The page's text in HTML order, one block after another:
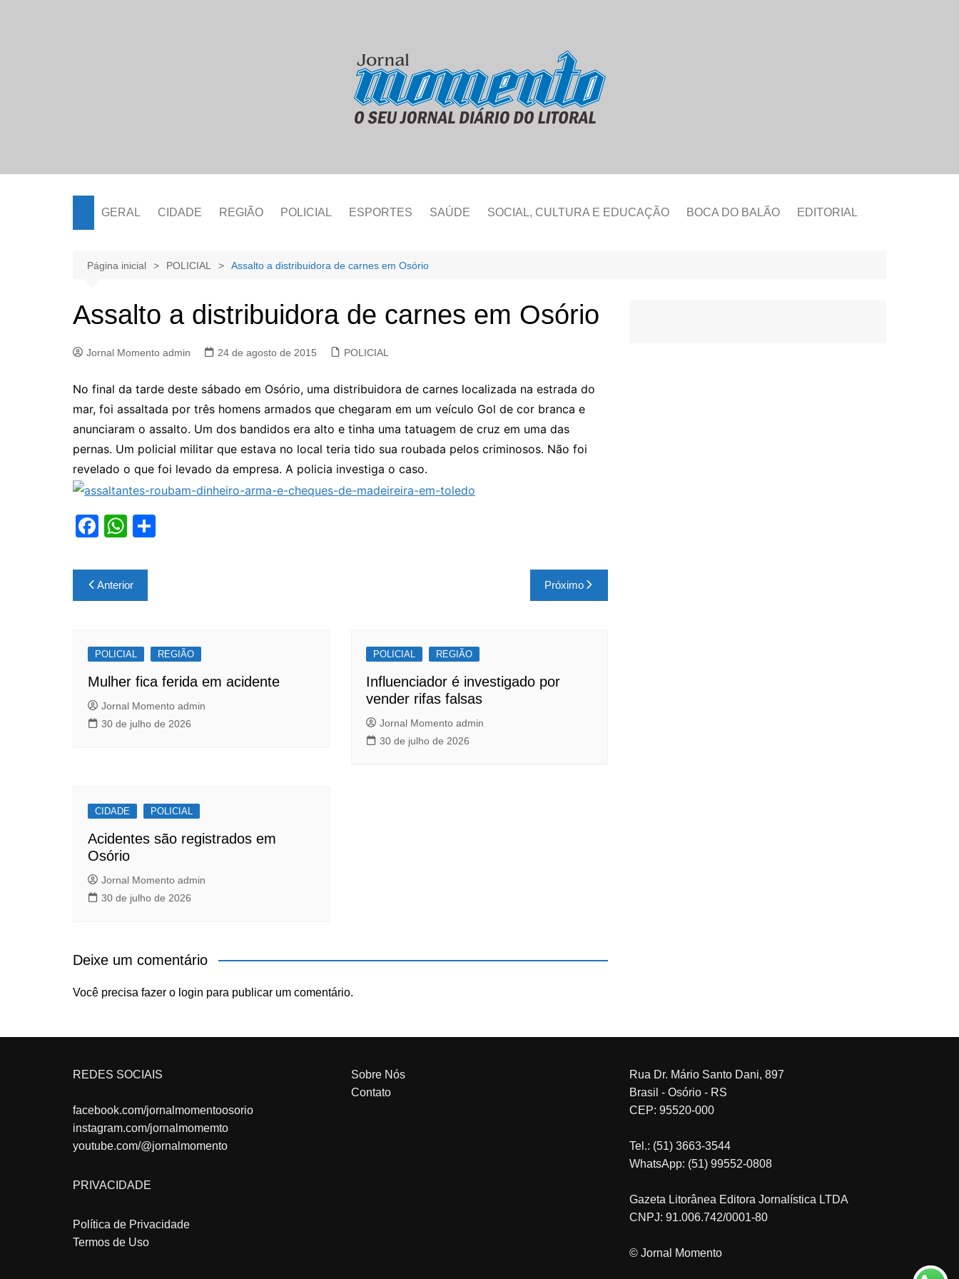
GERAL CIDADE REGIÃO POLICIAL ESPORTES SAÚDE SOCIAL, CULTURA E EDUCAÇÃO BOCA DO BALÃO EDITORIAL
Página inicial POLICIAL Assalto a distribuidora de carnes em Osório
Assalto a distribuidora de carnes em Osório
Jornal Momento admin 24 de agosto de 2015 POLICIAL
No final da tarde deste sábado em Osório, uma distribuidora de carnes localizada na estrada do
mar, foi assaltada por três homens armados que chegaram em um veículo Gol de cor branca e
anunciaram o assalto. Um dos bandidos era alto e tinha uma tatuagem de cruz em uma das
pernas. Um policial militar que estava no local teria tido sua roubada pelos criminosos. Não foi
revelado o que foi levado da empresa. A policia investiga o caso.
F
c
e
o
o
k
W
at
s
p
p
Navegação
de
Anterior Próximo
POLICIAL REGIÃO
Mulher fica ferida em acidente
Jornal Momento admin
30 de julho de 2026
POLICIAL REGIÃO
Influenciador é investigado por
vender rifas falsas
Jornal Momento admin
30 de julho de 2026
CIDADE POLICIAL
Acidentes são registrados em
Osório
Jornal Momento admin
30 de julho de 2026
Deixe um comentário
Você precisa fazer o login para publicar um comentário.
REDES SOCIAIS
facebook.com/jornalmomentoosorio
instagram.com/jornalmomemto
youtube.com/@jornalmomento
PRIVACIDADE
Política de Privacidade
Termos de Uso
Sobre Nós
Contato
Rua Dr. Mário Santo Dani, 897
Brasil - Osório - RS
CEP: 95520-000
Tel.: (51) 3663-3544
WhatsApp: (51) 99552-0808
Gazeta Litorânea Editora Jornalística LTDA
CNPJ: 91.006.742/0001-80
© Jornal Momento